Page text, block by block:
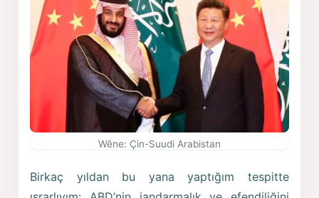
Wêne: Çin-Suudi Arabistan
Birkaç yıldan bu yana yaptığım tespitte